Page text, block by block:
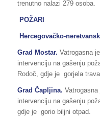
trenutno nalazi 279 osoba.
POŽARI
Hercegovačko-
Grad Mostar. Vatrogasna
intervenciju na gašenju
Rodoč, gdje je gorjela trava.
Grad Čapljina.
intervenciju na gašenju
gdje je gorio biljni otpad.